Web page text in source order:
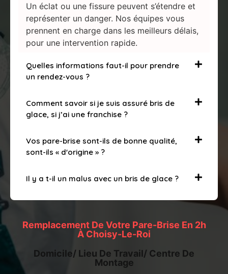
Un éclat ou une fissure peuvent s’étendre et
représenter un danger. Nos équipes vous
prennent en charge dans les meilleurs délais,
pour une intervention rapide.
Quelles informations faut-il pour prendre
un rendez-vous ?
Comment savoir si je suis assuré bris de
glace, si j’ai une franchise ?
Vos pare-brise sont-ils de bonne qualité,
sont-ils « d'origine » ?
Il y a t-il un malus avec un bris de glace ?
Remplacement De Votre Pare-Brise En 2h
À Choisy-Le-Roi
Domicile/ Lieu De Travail/ Centre De
Montage